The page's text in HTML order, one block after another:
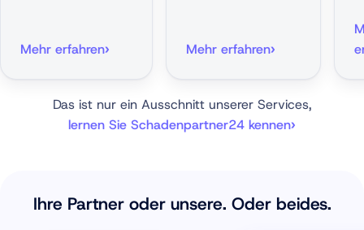
Mehr erfahren Mehr erfahren
Das ist nur ein Ausschnitt unserer Services,
lernen Sie Schadenpartner24 kennen
Ihre Partner oder unsere. Oder beides.